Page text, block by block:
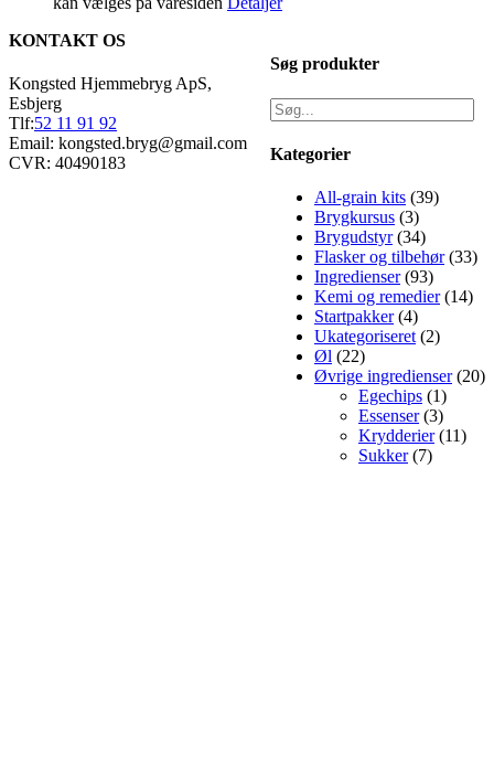
Søg produkter
Kategorier
All-grain kits (39)
Brygkursus (3)
Brygudstyr (34)
Flasker og tilbehør (33)
Ingredienser (93)
Kemi og remedier (14)
Startpakker (4)
Ukategoriseret (2)
Øl (22)
Øvrige ingredienser (20)
Egechips (1)
Essenser (3)
Krydderier (11)
Sukker (7)
KONTAKT OS
Kongsted Hjemmebryg ApS,
Esbjerg
Tlf:52 11 91 92
Email: kongsted.bryg@gmail.com
CVR: 40490183